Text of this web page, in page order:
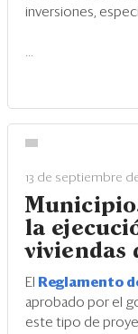
inversiones,
13 de septiembre
la
viviendas
El
Reglamento
aprobado por el
este tipo de